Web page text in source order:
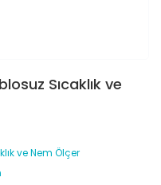
Sıcaklık ve
ve Nem Ölçer